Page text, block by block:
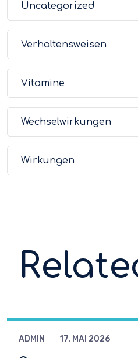
Uncategorized
Verhaltensweisen
Vitamine
Wechselwirkungen
Wirkungen
ADMIN 17. MAI 2026